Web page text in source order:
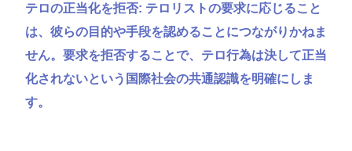
テロの正当化を拒否: テロリストの要求に応じること
は、彼らの目的や手段を認めることにつながりかねま
せん。要求を拒否することで、テロ行為は決して正当
化されないという国際社会の共通認識を明確にしま
す。